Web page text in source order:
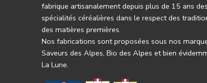
fabrique artisanalement depuis plus de 15 ans des
spécialités céréalières dans le respect des
des matières premières.
Nos fabrications sont proposées sous nos
Saveurs des Alpes, Bio des Alpes et bien
La Lune.